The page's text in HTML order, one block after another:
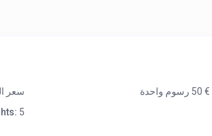
سعر
€ 50 رسوم واحدة
5